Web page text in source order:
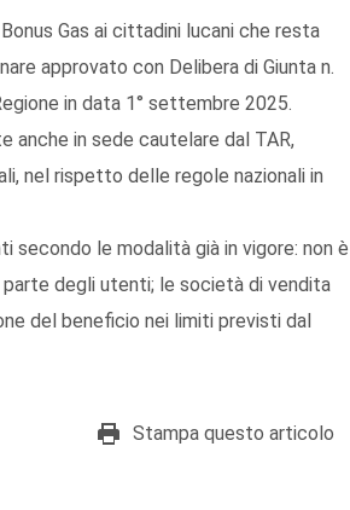
Gas ai cittadini lucani che resta
approvato con Delibera di Giunta n.
in data 1° settembre 2025.
anche in sede cautelare dal TAR,
nel rispetto delle regole nazionali in
le modalità già in vigore: non è
degli utenti; le società di vendita
del beneficio nei limiti previsti dal
Stampa questo articolo